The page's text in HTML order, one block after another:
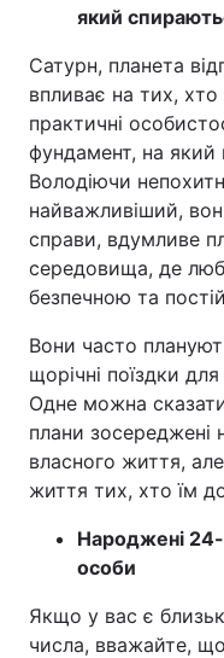
який
Сатурн, планета
впливає на тих,
практичні
фундамент, на який
Володіючи
найважливіший,
справи, вдумливе
середовища, де
безпечною та
Вони часто
щорічні поїздки
Одне можна сказати
плани зосереджені
власного життя,
життя тих, хто їм
Народжені 24-
особи
Якщо у вас є
числа, вважайте,